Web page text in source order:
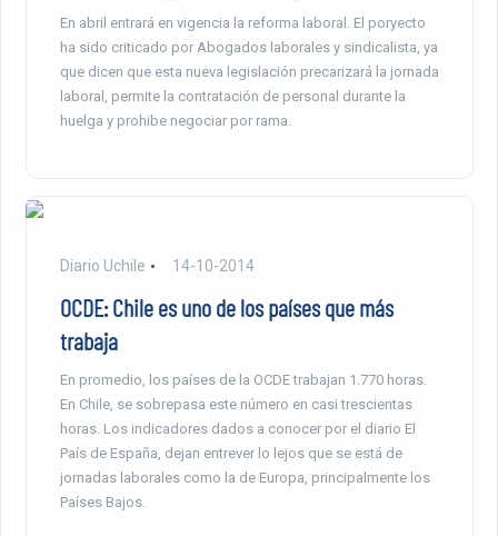
En abril entrará en vigencia la reforma laboral. El poryecto
ha sido criticado por Abogados laborales y sindicalista, ya
que dicen que esta nueva legislación precarizará la jornada
laboral, permite la contratación de personal durante la
huelga y prohibe negociar por rama.
Diario Uchile 14-10-2014
OCDE: Chile es uno de los países que más
trabaja
En promedio, los países de la OCDE trabajan 1.770 horas.
En Chile, se sobrepasa este número en casi trescientas
horas. Los indicadores dados a conocer por el diario El
País de España, dejan entrever lo lejos que se está de
jornadas laborales como la de Europa, principalmente los
Países Bajos.